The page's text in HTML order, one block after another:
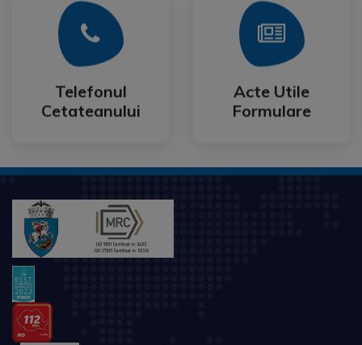
Telefonul
Cetateanului
Telefonul
Cetateanului
Mai Mult
Acte Utile
Formulare
Acte Utile
Formulare
Mai Mult